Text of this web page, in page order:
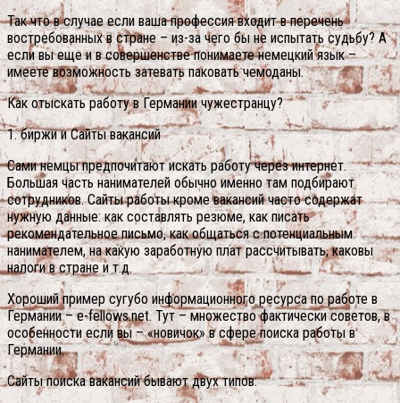
Так что в случае если ваша профессия входит в перечень
востребованных в стране – из-за чего бы не испытать судьбу? А
если вы еще и в совершенстве понимаете немецкий язык –
имеете возможность затевать паковать чемоданы.
Как отыскать работу в Германии чужестранцу?
1. биржи и Сайты вакансий
Сами немцы предпочитают искать работу через интернет.
Большая часть нанимателей обычно именно там подбирают
сотрудников. Сайты работы кроме вакансий часто содержат
нужную данные: как составлять резюме, как писать
рекомендательное письмо, как общаться с потенциальным
нанимателем, на какую заработную плат рассчитывать, каковы
налоги в стране и т.д.
Хороший пример сугубо информационного ресурса по работе в
Германии – e-fellows.net. Тут – множество фактически советов, в
особенности если вы – «новичок» в сфере поиска работы в
Германии.
Сайты поиска вакансий бывают двух типов: